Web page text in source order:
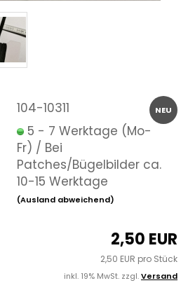
NEU
104-10311
5 - 7 Werktage (Mo-
Fr) / Bei
Patches/Bügelbilder ca.
10-15 Werktage
(Ausland abweichend)
2,50 EUR
2,50 EUR pro Stück
inkl. 19% MwSt. zzgl.Versand